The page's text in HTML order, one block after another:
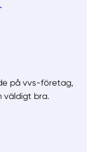
på vvs-företag,
väldigt bra.